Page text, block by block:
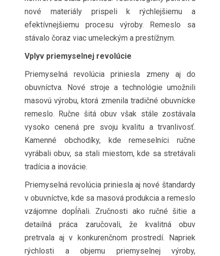
nové materiály prispeli k rýchlejšiemu a
efektívnejšiemu procesu výroby. Remeslo sa
stávalo čoraz viac umeleckým a prestížnym.
Vplyv priemyselnej revolúcie
Priemyselná revolúcia priniesla zmeny aj do
obuvníctva. Nové stroje a technológie umožnili
masovú výrobu, ktorá zmenila tradičné obuvnícke
remeslo. Ručne šitá obuv však stále zostávala
vysoko cenená pre svoju kvalitu a trvanlivosť.
Kamenné obchodíky, kde remeselníci ručne
vyrábali obuv, sa stali miestom, kde sa stretávali
tradícia a inovácie.
Priemyselná revolúcia priniesla aj nové štandardy
v obuvníctve, kde sa masová produkcia a remeslo
vzájomne dopĺňali. Zručnosti ako ručné šitie a
detailná práca zaručovali, že kvalitná obuv
pretrvala aj v konkurenčnom prostredí. Napriek
rýchlosti a objemu priemyselnej výroby,